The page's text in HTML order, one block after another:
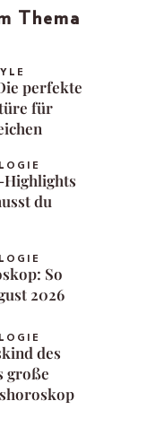
Thema
perfekte
für
Highlights
du
So
2026
des
große